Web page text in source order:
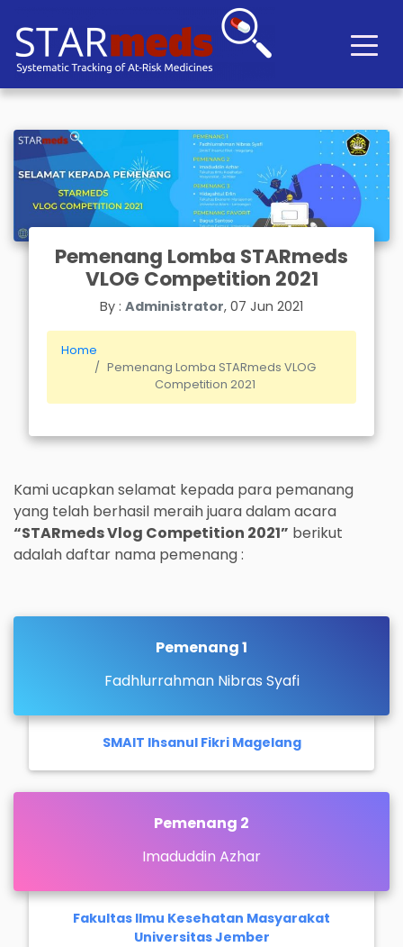
Pemenang Lomba STARmeds
VLOG Competition 2021
By : Administrator, 07 Jun 2021
Home
Pemenang Lomba STARmeds VLOG
Competition 2021
Kami ucapkan selamat kepada para pemanang
yang telah berhasil meraih juara dalam acara
“STARmeds Vlog Competition 2021” berikut
adalah daftar nama pemenang :
Pemenang 1
Fadhlurrahman Nibras Syafi
SMAIT Ihsanul Fikri Magelang
Pemenang 2
Imaduddin Azhar
Fakultas Ilmu Kesehatan Masyarakat
Universitas Jember